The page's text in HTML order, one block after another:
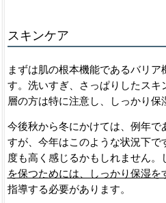
スキンケア
まずは肌の根本機能であるバリ
す。洗いすぎ、さっぱりしたス
層の方は特に注意し、しっかり保
今後秋から冬にかけては、例年
すが、今年はこのような状況下
度も高く感じるかもしれません。
を保つためには、しっかり保湿を
指導する必要があります。